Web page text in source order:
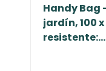
Handy Bag
jardín, 100
resistente:...